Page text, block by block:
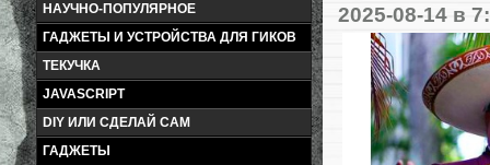
НАУЧНО-ПОПУЛЯРНОЕ
ГАДЖЕТЫ И УСТРОЙСТВА ДЛЯ ГИКОВ
ТЕКУЧКА
JAVASCRIPT
DIY ИЛИ СДЕЛАЙ САМ
ГАДЖЕТЫ
2025-08-14 в